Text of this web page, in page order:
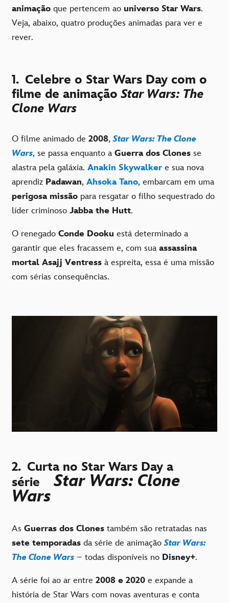
animação que pertencem ao universo Star Wars.
Veja, abaixo, quatro produções animadas para ver e
rever.
1. Celebre o Star Wars Day com o
filme de animaçãoStar Wars: The
Clone Wars
O filme animado de 2008,Star Wars: The Clone
Wars, se passa enquanto a Guerra dos Clones se
alastra pela galáxia. Anakin Skywalker e sua nova
aprendiz Padawan, Ahsoka Tano, embarcam em uma
perigosa missão para resgatar o filho sequestrado do
líder criminoso Jabba the Hutt.
O renegado Conde Dooku está determinado a
garantir que eles fracassem e, com sua assassina
mortal Asajj Ventress à espreita, essa é uma missão
com sérias consequências.
2. Curta no Star Wars Day a
série
Star Wars: Clone
Wars
As Guerras dos Clones também são retratadas nas
sete temporadas da série de animaçãoStar Wars:
The Clone Wars – todas disponíveis no Disney+.
A série foi ao ar entre 2008 e 2020 e expande a
história de Star Wars com novas aventuras e conta